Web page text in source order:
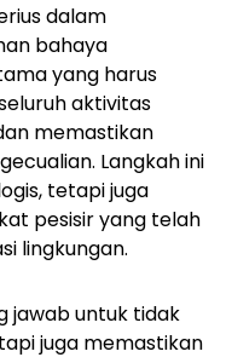
dalam
bahaya
yang harus
aktivitas
memastikan
Langkah ini
tetapi juga
pesisir yang telah
lingkungan.
jawab untuk tidak
juga memastikan